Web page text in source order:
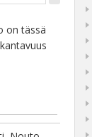
on tässä